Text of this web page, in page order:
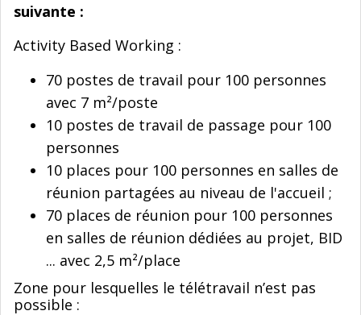
suivante :
Activity Based Working :
70 postes de travail pour 100 personnes
avec 7 m²/poste
10 postes de travail de passage pour 100
personnes
10 places pour 100 personnes en salles de
réunion partagées au niveau de l'accueil ;
70 places de réunion pour 100 personnes
en salles de réunion dédiées au projet, BID
... avec 2,5 m²/place
Zone pour lesquelles le télétravail n’est pas
possible :